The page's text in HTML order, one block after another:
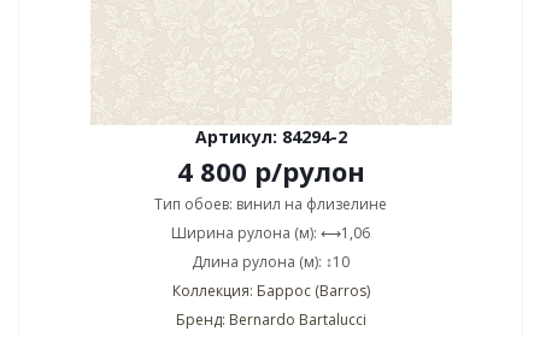
Артикул: 84294-2
4 800 р/рулон
Тип обоев: винил на флизелине
Ширина рулона (м): ⟷1,06
Длина рулона (м): ↕10
Коллекция: Баррос (Barros)
Бренд: Bernardo Bartalucci